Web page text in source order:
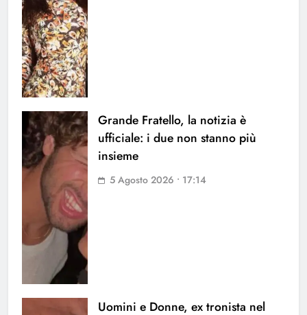
Grande Fratello, la notizia è
ufficiale: i due non stanno più
insieme
5 Agosto 2026 • 17:14
Uomini e Donne, ex tronista nel